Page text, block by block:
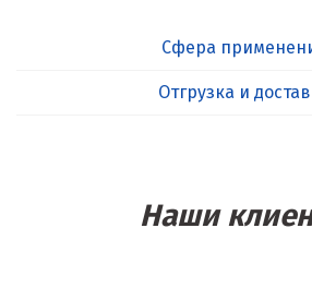
Сфера
Отгрузка и
Наши